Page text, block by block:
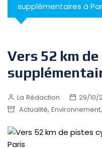
supplémentaires à
Vers 52 km
La Rédaction
29/10/
Actualité, Environnement,